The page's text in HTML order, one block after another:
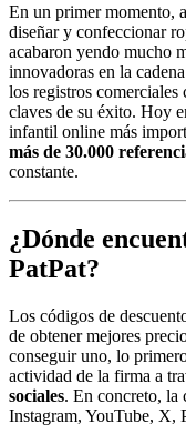
En un primer momento,
diseñar y confeccionar
acabaron yendo mucho
innovadoras en la
los registros
claves de su éxito. Hoy
infantil online más
más de 30.000
constante.
¿Dónde
PatPat?
Los códigos de
de obtener mejores
conseguir uno, lo
actividad de la firma a
sociales. En concreto, la
Instagram, YouTube, X,